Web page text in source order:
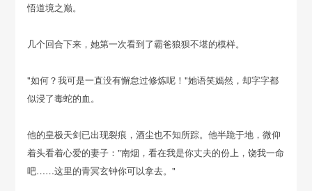
悟道境之巅。
几个回合下来，她第一次看到了霸爸狼狈不堪的模样。
"如何？我可是一直没有懈怠过修炼呢！"她语笑嫣然，却字字都
似浸了毒蛇的血。
他的皇极天剑已出现裂痕，酒尘也不知所踪。他半跪于地，微仰
着头看着心爱的妻子："南烟，看在我是你丈夫的份上，饶我一命
吧……这里的青冥玄钟你可以拿去。"